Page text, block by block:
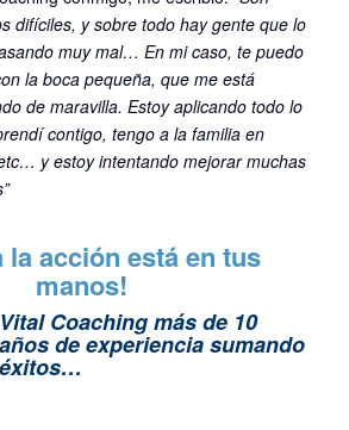
difíciles, y sobre todo hay gente que lo
muy mal… En mi caso, te puedo
la boca pequeña, que me está
de maravilla. Estoy aplicando todo lo
contigo, tengo a la familia en
y estoy intentando mejorar muchas
la acción está en tus
manos!
Vital Coaching más de 10
años de experiencia sumando
éxitos…